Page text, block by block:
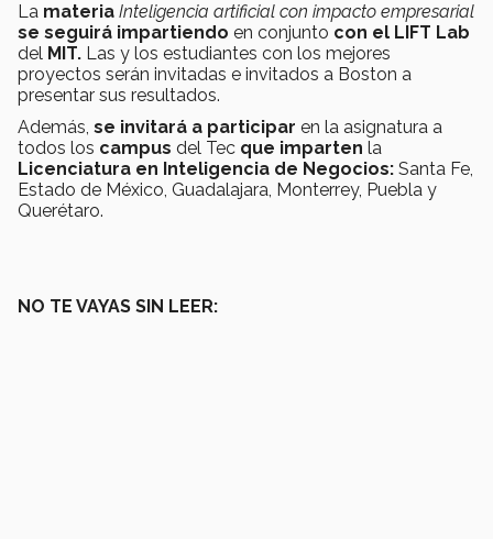
La materia Inteligencia artificial con impacto empresarial
se seguirá impartiendo en conjunto con el LIFT Lab
del MIT. Las y los estudiantes con los mejores
proyectos serán invitadas e invitados a Boston a
presentar sus resultados.
Además, se invitará a participar en la asignatura a
todos los campus del Tec que imparten la
Licenciatura en Inteligencia de Negocios: Santa Fe,
Estado de México, Guadalajara, Monterrey, Puebla y
Querétaro.
NO TE VAYAS SIN LEER: